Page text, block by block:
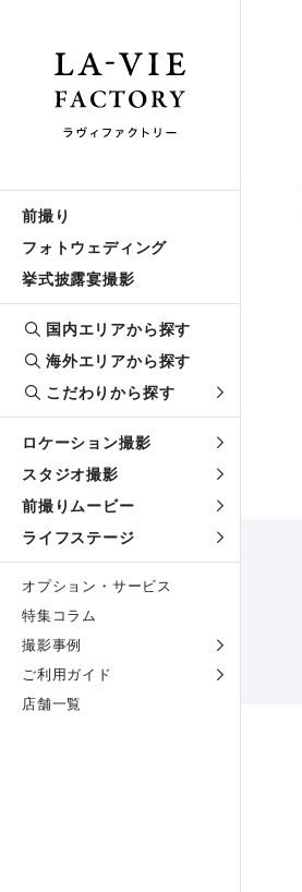
前撮り
フォトウェディング
挙式披露宴撮影
国内エリアから探す
海外エリアから探す
こだわりから探す
ロケーション撮影
スタジオ撮影
前撮りムービー
ライフステージ
オプション・サービス
特集コラム
撮影事例
ご利用ガイド
店舗一覧